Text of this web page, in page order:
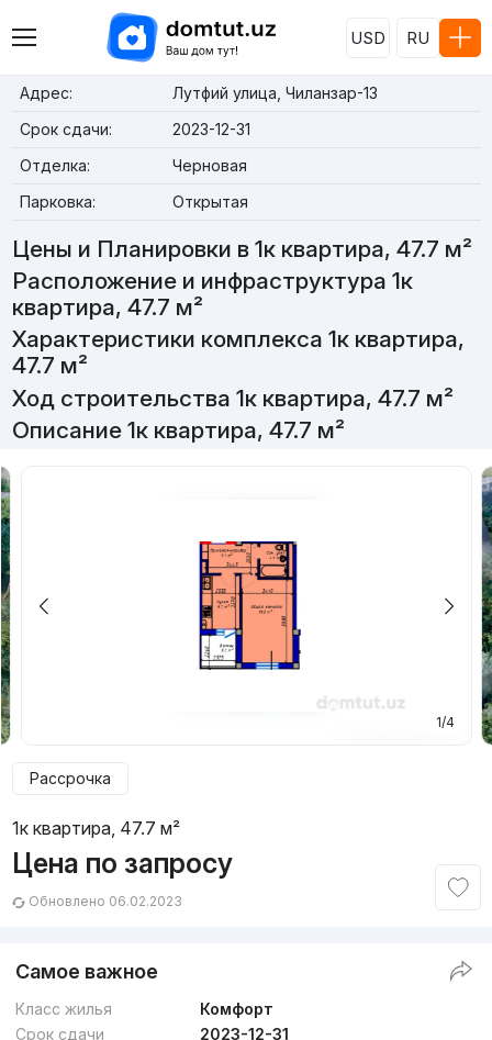
USD RU
Адрес:
Лутфий улица, Чиланзар-13
Срок сдачи:
2023-12-31
Отделка:
Черновая
Парковка:
Открытая
Цены и Планировки в 1к квартира, 47.7 м²
Расположение и инфраструктура 1к
квартира, 47.7 м²
Характеристики комплекса 1к квартира,
47.7 м²
Ход строительства 1к квартира, 47.7 м²
Описание 1к квартира, 47.7 м²
1/4
Рассрочка
1к квартира, 47.7 м²
Цена по запросу
Обновлено 06.02.2023
Самое важное
Класс жилья
Комфорт
Срок сдачи
2023-12-31